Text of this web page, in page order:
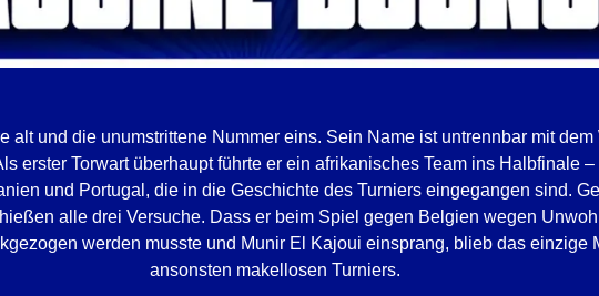
alt und die unumstrittene Nummer eins. Sein Name ist untrennbar mit dem
erster Torwart überhaupt führte er ein afrikanisches Team ins Halbfinale
und Portugal, die in die Geschichte des Turniers eingegangen sind.
alle drei Versuche. Dass er beim Spiel gegen Belgien wegen
werden musste und Munir El Kajoui einsprang, blieb das einzige
ansonsten makellosen Turniers.